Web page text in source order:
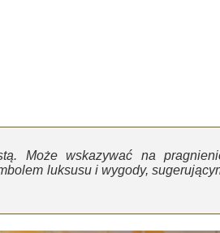
Może wskazywać na
luksusu i wygody,